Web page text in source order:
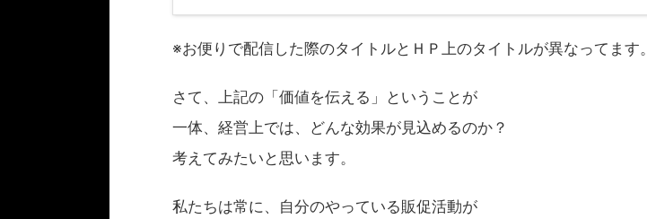
※お便りで配信した際のタイトルとＨＰ上のタイトルが異なってます。
さて、上記の「価値を伝える」ということが
一体、経営上では、どんな効果が見込めるのか？
考えてみたいと思います。
私たちは常に、自分のやっている販促活動が